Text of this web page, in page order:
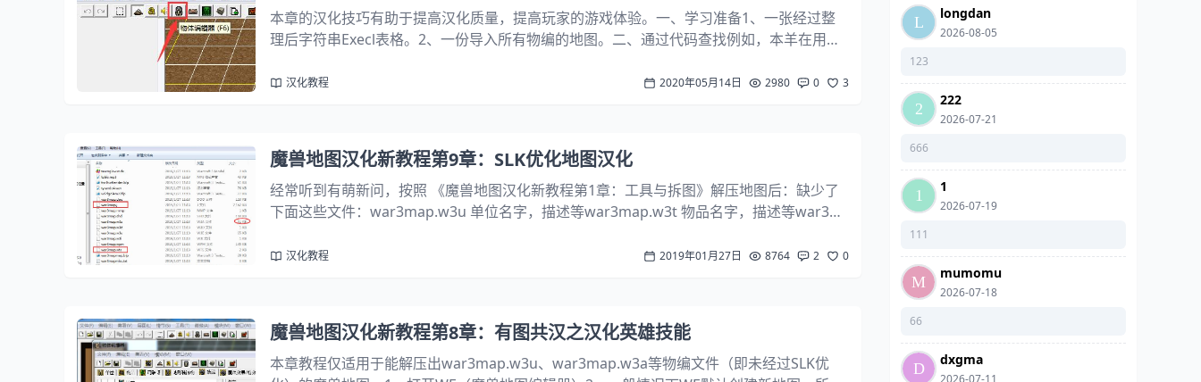
本章的汉化技巧有助于提高汉化质量，提高玩家的游戏体验。一、学习准备1、一张经过整
理后字符串Execl表格。2、一份导入所有物编的地图。二、通过代码查找例如，本羊在用谷
го...汉化教程 2020年05月14日 2980 0 3
魔兽地图汉化新教程第9章：SLK优化地图汉化
经常听到有萌新问，按照 《魔兽地图汉化新教程第1章：工具与拆图》解压地图后：缺少了
下面这些文件：war3map.w3u 单位名字，描述等war3map.w3t 物品名字，描述等war3m
的...汉化教程 2019年01月27日 8764 2 0
魔兽地图汉化新教程第8章：有图共汉之汉化英雄技能
本章教程仅适用于能解压出war3map.w3u、war3map.w3a等物编文件（即未经过SLK优
longdan
2026-08-05
123
222
2026-07-21
666
1
2026-07-19
111
mumomu
2026-07-18
66
dxgma
2026-07-11